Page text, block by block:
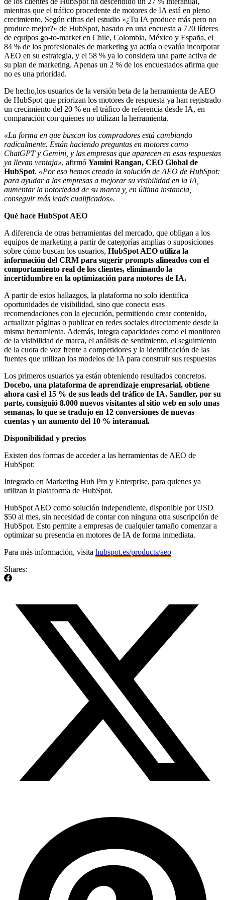
mientras que el tráfico procedente de motores de IA está en pleno
crecimiento. Según cifras del estudio «¿Tu IA produce más pero no
produce mejor?» de HubSpot, basado en una encuesta a 720 líderes
de equipos go-to-market en Chile, Colombia, México y España, el
84 % de los profesionales de marketing ya actúa o evalúa incorporar
AEO en su estrategia, y el 58 % ya lo considera una parte activa de
su plan de marketing. Apenas un 2 % de los encuestados afirma que
no es una prioridad.
De hecho,los usuarios de la versión beta de la herramienta de AEO
de HubSpot que priorizan los motores de respuesta ya han registrado
un crecimiento del 20 % en el tráfico de referencia desde IA, en
comparación con quienes no utilizan la herramienta.
«La forma en que buscan los compradores está cambiando
radicalmente. Están haciendo preguntas en motores como
ChatGPT y Gemini, y las empresas que aparecen en esas respuestas
ya llevan ventaja», afirmó Yamini Rangan, CEO Global de
HubSpot. «Por eso hemos creado la solución de AEO de HubSpot:
para ayudar a las empresas a mejorar su visibilidad en la IA,
aumentar la notoriedad de su marca y, en última instancia,
conseguir más leads cualificados».
Qué hace HubSpot AEO
A diferencia de otras herramientas del mercado, que obligan a los
equipos de marketing a partir de categorías amplias o suposiciones
sobre cómo buscan los usuarios, HubSpot AEO utiliza la
información del CRM para sugerir prompts alineados con el
comportamiento real de los clientes, eliminando la
incertidumbre en la optimización para motores de IA.
A partir de estos hallazgos, la plataforma no solo identifica
oportunidades de visibilidad, sino que conecta esas
recomendaciones con la ejecución, permitiendo crear contenido,
actualizar páginas o publicar en redes sociales directamente desde la
misma herramienta. Además, integra capacidades como el monitoreo
de la visibilidad de marca, el análisis de sentimiento, el seguimiento
de la cuota de voz frente a competidores y la identificación de las
fuentes que utilizan los modelos de IA para construir sus respuestas
Los primeros usuarios ya están obteniendo resultados concretos.
Docebo, una plataforma de aprendizaje empresarial, obtiene
ahora casi el 15 % de sus leads del tráfico de IA. Sandler, por su
parte, consiguió 8.000 nuevos visitantes al sitio web en solo unas
semanas, lo que se tradujo en 12 conversiones de nuevas
cuentas y un aumento del 10 % interanual.
Disponibilidad y precios
Existen dos formas de acceder a las herramientas de AEO de
HubSpot:
Integrado en Marketing Hub Pro y Enterprise, para quienes ya
utilizan la plataforma de HubSpot.
HubSpot AEO como solución independiente, disponible por USD
$50 al mes, sin necesidad de contar con ninguna otra suscripción de
HubSpot. Esto permite a empresas de cualquier tamaño comenzar a
optimizar su presencia en motores de IA de forma inmediata.
Para más información, visita hubspot.es/products/aeo
Shares: